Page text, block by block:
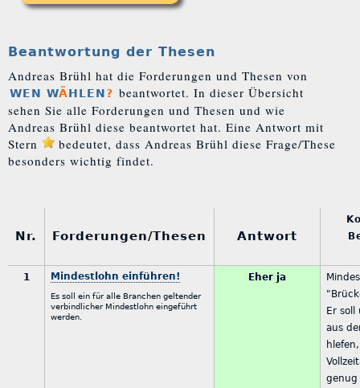
Beantwortung der Thesen
Andreas Brühl hat die Forderungen und Thesen von
WEN WÄHLEN? beantwortet. In dieser Übersicht
sehen Sie alle Forderungen und Thesen und wie
Andreas Brühl diese beantwortet hat. Eine Antwort mit
Stern
bedeutet, dass Andreas Brühl diese Frage/These
besonders wichtig findet.
Nr. Forderungen/Thesen Antwort
1 Mindestlohn einführen!
Es soll ein für alle Branchen geltender
verbindlicher Mindestlohn eingeführt
werden.
Eher ja
Er soll
aus
genug